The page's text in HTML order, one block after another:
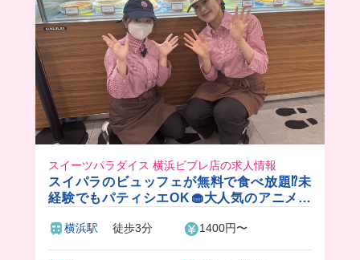
トしよ〜〜！
スイーツパラダイス 横浜ビブレ店の求人情報
スイパラのビュッフェが無料で食べ放題⁉️未
経験でもパティシエOK🧁大人気のアニメや
ます♪
横浜駅 徒歩3分 1400円〜